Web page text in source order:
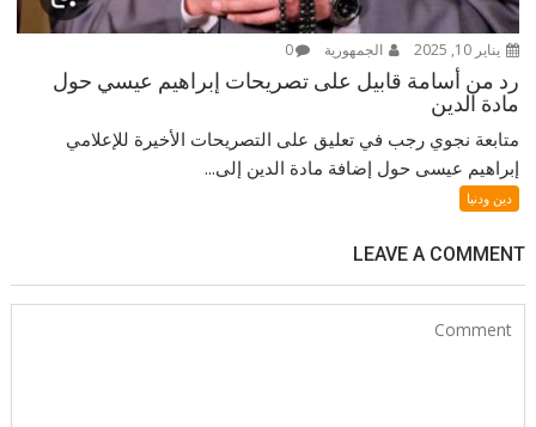
يناير 10, 2025 الجمهورية 0
رد من أسامة قابيل على تصريحات إبراهيم عيسي حول
مادة الدين
متابعة نجوي رجب في تعليق على التصريحات الأخيرة للإعلامي
إبراهيم عيسى حول إضافة مادة الدين إلى...
دين ودنيا
LEAVE A COMMENT